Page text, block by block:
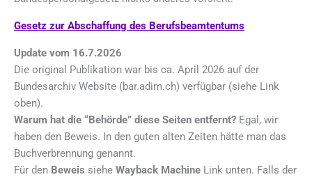
Gesetz zur Abschaffung des Berufsbeamtentums
Update vom 16.7.2026
Die original Publikation war bis ca. April 2026 auf der
Bundesarchiv Website (bar.adim.ch) verfügbar (siehe Link
oben).
Warum hat die “Behörde” diese Seiten entfernt? Egal, wir
haben den Beweis. In den guten alten Zeiten hätte man das
Buchverbrennung genannt.
Für den Beweis siehe Wayback Machine Link unten. Falls der